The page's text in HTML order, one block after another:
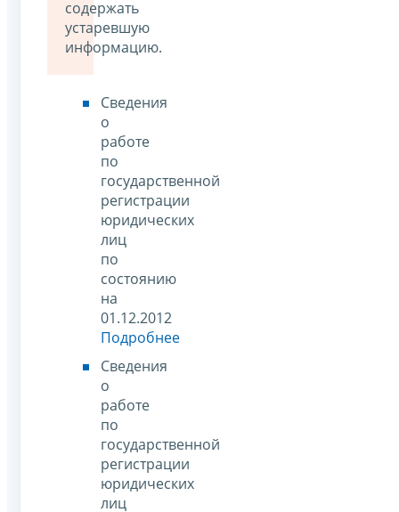
содержать
устаревшую
информацию.
Сведения
о
работе
по
государственной
регистрации
юридических
лиц
по
состоянию
на
01.12.2012
Подробнее
Сведения
о
работе
по
государственной
регистрации
юридических
лиц